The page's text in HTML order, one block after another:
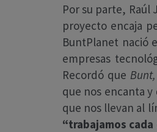
Por su parte,
proyecto encaja
BuntPlanet nació
empresas
Recordó que
que nos encanta
que nos llevan al
“trabajamos